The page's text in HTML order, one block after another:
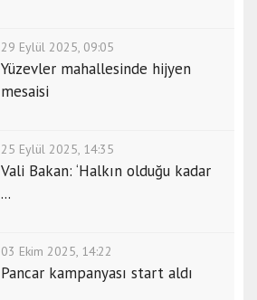
29 Eylül 2025, 09:05
Yüzevler mahallesinde hijyen
mesaisi
25 Eylül 2025, 14:35
Vali Bakan: ‘Halkın olduğu kadar
...
03 Ekim 2025, 14:22
Pancar kampanyası start aldı